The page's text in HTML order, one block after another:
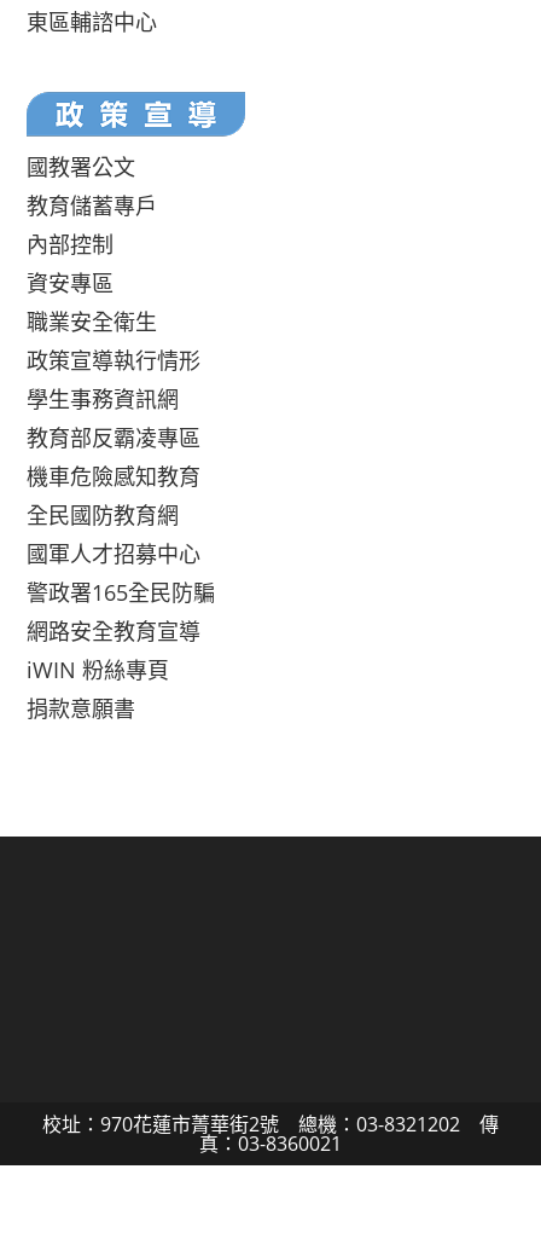
東區輔諮中心
國教署公文
教育儲蓄專戶
內部控制
資安專區
職業安全衛生
政策宣導執行情形
學生事務資訊網
教育部反霸凌專區
機車危險感知教育
全民國防教育網
國軍人才招募中心
警政署165全民防騙
網路安全教育宣導
iWIN 粉絲專頁
捐款意願書
校址：970花蓮市菁華街2號 總機：03-8321202 傳
真：03-8360021